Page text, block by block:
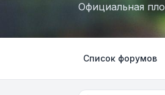
Официальная
Список форумов